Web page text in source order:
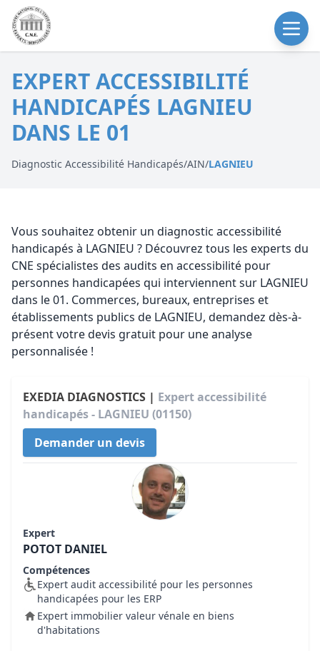
EXPERT ACCESSIBILITÉ
HANDICAPÉS LAGNIEU
DANS LE 01
Diagnostic Accessibilité Handicapés/AIN/LAGNIEU
Vous souhaitez obtenir un diagnostic accessibilité
handicapés à LAGNIEU ? Découvrez tous les experts du
CNE spécialistes des audits en accessibilité pour
personnes handicapées qui interviennent sur LAGNIEU
dans le 01. Commerces, bureaux, entreprises et
établissements publics de LAGNIEU, demandez dès-à-
présent votre devis gratuit pour une analyse
personnalisée !
EXEDIA DIAGNOSTICS | Expert accessibilité
handicapés - LAGNIEU (01150)
Demander un devis
Expert
POTOT DANIEL
Compétences
Expert audit accessibilité pour les personnes
handicapées pour les ERP
Expert immobilier valeur vénale en biens
d'habitations